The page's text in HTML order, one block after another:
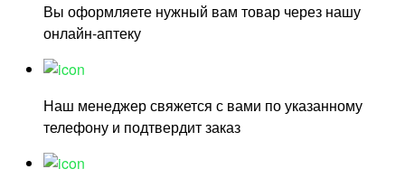
Вы оформляете нужный вам товар через нашу
онлайн-аптеку
Наш менеджер свяжется с вами по указанному
телефону и подтвердит заказ